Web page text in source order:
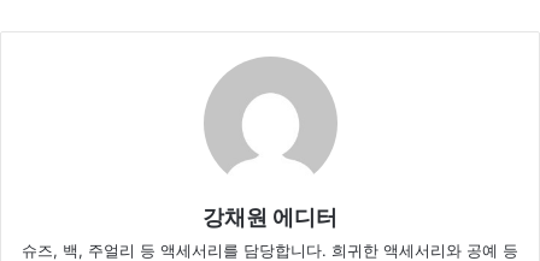
강채원 에디터
슈즈, 백, 주얼리 등 액세서리를 담당합니다. 희귀한 액세서리와 공예 등